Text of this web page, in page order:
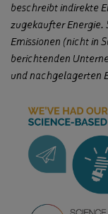
beschreibt indirekte
zugekaufter Energie.
Emissionen (nicht in
berichtenden
und nachgelagerten